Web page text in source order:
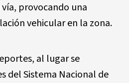
provocando una
vehicular en la zona.
al lugar se
del Sistema Nacional de